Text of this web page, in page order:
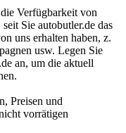
Verfügbarkeit von
Sie autobutler.de das
uns erhalten haben, z.
usw. Legen Sie
an, um die aktuell
Preisen und
vorrätigen